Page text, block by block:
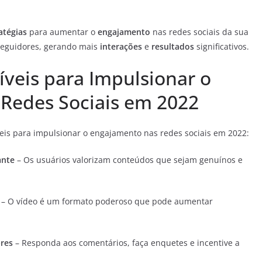
para aumentar o engajamento nas redes sociais da sua
gerando mais interações e resultados significativos.
para Impulsionar o
Sociais em 2022
para impulsionar o engajamento nas redes sociais em 2022:
– Os usuários valorizam conteúdos que sejam genuínos e
– O vídeo é um formato poderoso que pode aumentar
– Responda aos comentários, faça enquetes e incentive a